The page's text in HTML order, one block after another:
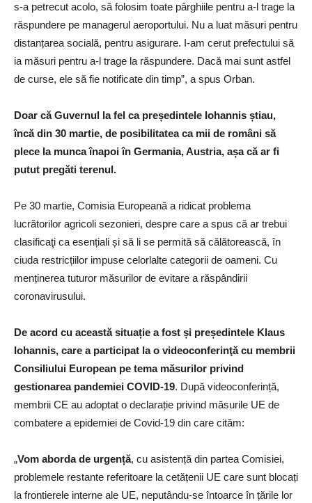
s-a petrecut acolo, să folosim toate pârghiile pentru a-l trage la
răspundere pe managerul aeroportului. Nu a luat măsuri pentru
distanțarea socială, pentru asigurare. I-am cerut prefectului să
ia măsuri pentru a-l trage la răspundere. Dacă mai sunt astfel
de curse, ele să fie notificate din timp”, a spus Orban.
Doar că Guvernul la fel ca președintele Iohannis știau,
încă din 30 martie, de posibilitatea ca mii de români să
plece la munca înapoi în Germania, Austria, așa că ar fi
putut pregăti terenul.
Pe 30 martie, Comisia Europeană a ridicat problema
lucrătorilor agricoli sezonieri, despre care a spus că ar trebui
clasificaţi ca esențiali și să li se permită să călătorească, în
ciuda restricțiilor impuse celorlalte categorii de oameni. Cu
menținerea tuturor măsurilor de evitare a răspândirii
coronavirusului.
De acord cu această situație a fost și președintele Klaus
Iohannis, care a participat la o videoconferinţă cu membrii
Consiliului European pe tema măsurilor privind
gestionarea pandemiei COVID-19. După videoconferință,
membrii CE au adoptat o declarație privind măsurile UE de
combatere a epidemiei de Covid-19 din care cităm:
„Vom aborda de urgență, cu asistență din partea Comisiei,
problemele restante referitoare la cetățenii UE care sunt blocați
la frontierele interne ale UE, neputându-se întoarce în țările lor